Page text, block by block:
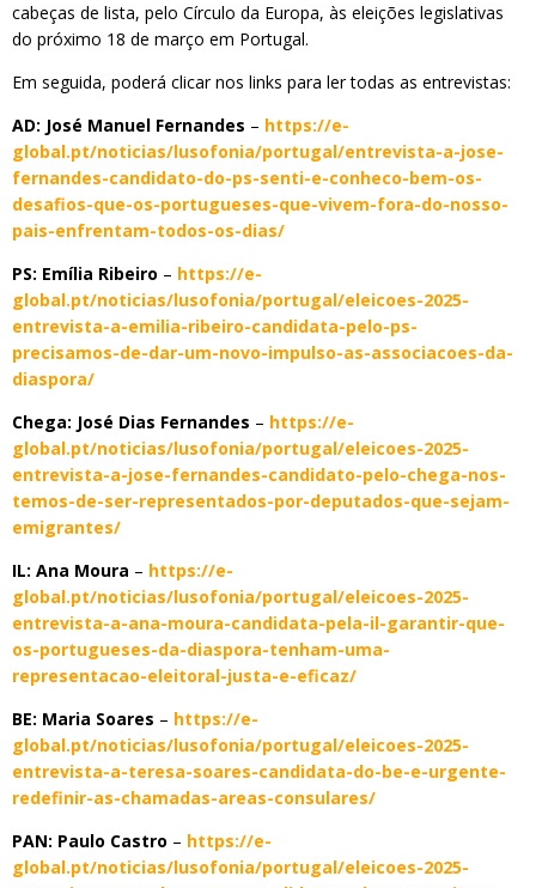
cabeças de lista, pelo Círculo da Europa, às eleições legislativas
do próximo 18 de março em Portugal.
Em seguida, poderá clicar nos links para ler todas as entrevistas:
AD: José Manuel Fernandes – https://e-
global.pt/noticias/lusofonia/portugal/entrevista-a-jose-
fernandes-candidato-do-ps-senti-e-conheco-bem-os-
desafios-que-os-portugueses-que-vivem-fora-do-nosso-
pais-enfrentam-todos-os-dias/
PS: Emília Ribeiro – https://e-
global.pt/noticias/lusofonia/portugal/eleicoes-2025-
entrevista-a-emilia-ribeiro-candidata-pelo-ps-
precisamos-de-dar-um-novo-impulso-as-associacoes-da-
diaspora/
Chega: José Dias Fernandes – https://e-
global.pt/noticias/lusofonia/portugal/eleicoes-2025-
entrevista-a-jose-fernandes-candidato-pelo-chega-nos-
temos-de-ser-representados-por-deputados-que-sejam-
emigrantes/
IL: Ana Moura – https://e-
global.pt/noticias/lusofonia/portugal/eleicoes-2025-
entrevista-a-ana-moura-candidata-pela-il-garantir-que-
os-portugueses-da-diaspora-tenham-uma-
representacao-eleitoral-justa-e-eficaz/
BE: Maria Soares – https://e-
global.pt/noticias/lusofonia/portugal/eleicoes-2025-
entrevista-a-teresa-soares-candidata-do-be-e-urgente-
redefinir-as-chamadas-areas-consulares/
PAN: Paulo Castro – https://e-
global.pt/noticias/lusofonia/portugal/eleicoes-2025-